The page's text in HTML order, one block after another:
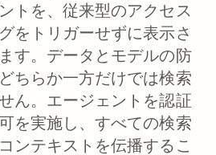
トを、従来型のアクセス
をトリガーせずに表示さ
す。データとモデルの防
ちらか一方だけでは検索
ん。エージェントを認証
を実施し、すべての検索
ンテキストを伝播するこ